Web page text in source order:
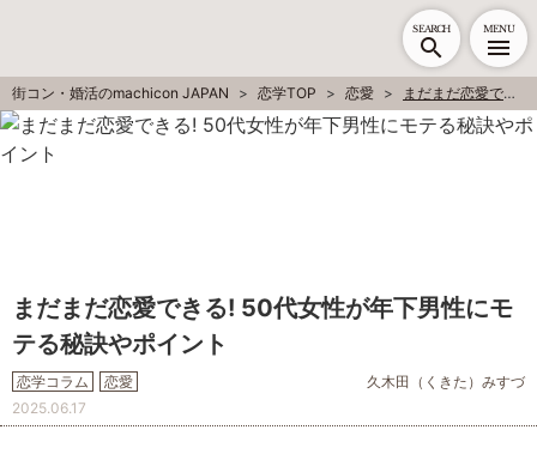
SEARCH MENU
街コン・婚活のmachicon JAPAN 恋学TOP 恋愛 まだまだ恋愛できる! 50代女性が年下男性にモテる秘訣やポイント
まだまだ恋愛できる! 50代女性が年下男性にモ
テる秘訣やポイント
恋学コラム 恋愛
久木田（くきた）みすづ
2025.06.17